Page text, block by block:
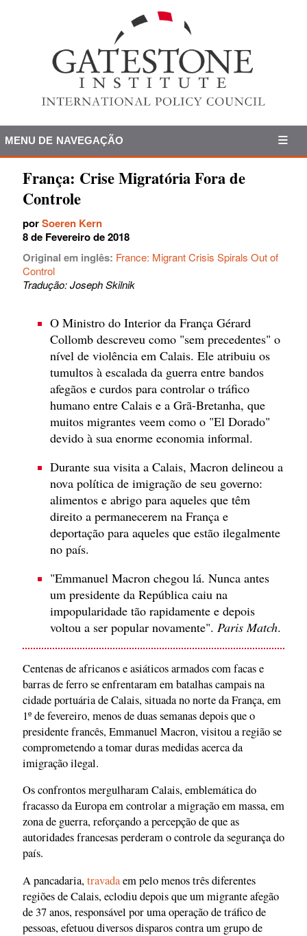
MENU DE NAVEGAÇÃO
França: Crise Migratória Fora de
Controle
porSoeren Kern
8 de Fevereiro de 2018
Original em inglês: France: Migrant Crisis Spirals Out of
Control
Tradução: Joseph Skilnik
O Ministro do Interior da França Gérard
Collomb descreveu como "sem precedentes" o
nível de violência em Calais. Ele atribuiu os
tumultos à escalada da guerra entre bandos
afegãos e curdos para controlar o tráfico
humano entre Calais e a Grã-Bretanha, que
muitos migrantes veem como o "El Dorado"
devido à sua enorme economia informal.
Durante sua visita a Calais, Macron delineou a
nova política de imigração de seu governo:
alimentos e abrigo para aqueles que têm
direito a permanecerem na França e
deportação para aqueles que estão ilegalmente
no país.
"Emmanuel Macron chegou lá. Nunca antes
um presidente da República caiu na
impopularidade tão rapidamente e depois
voltou a ser popular novamente". Paris Match.
Centenas de africanos e asiáticos armados com facas e
barras de ferro se enfrentaram em batalhas campais na
cidade portuária de Calais, situada no norte da França, em
1º de fevereiro, menos de duas semanas depois que o
presidente francês, Emmanuel Macron, visitou a região se
comprometendo a tomar duras medidas acerca da
imigração ilegal.
Os confrontos mergulharam Calais, emblemática do
fracasso da Europa em controlar a migração em massa, em
zona de guerra, reforçando a percepção de que as
autoridades francesas perderam o controle da segurança do
país.
A pancadaria,travadaem pelo menos três diferentes
regiões de Calais, eclodiu depois que um migrante afegão
de 37 anos, responsável por uma operação de tráfico de
pessoas, efetuou diversos disparos contra um grupo de